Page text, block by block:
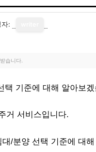
자:
습니다.
택 기준에 대해 알아보
거 서비스입니다.
/분양 선택 기준에 대